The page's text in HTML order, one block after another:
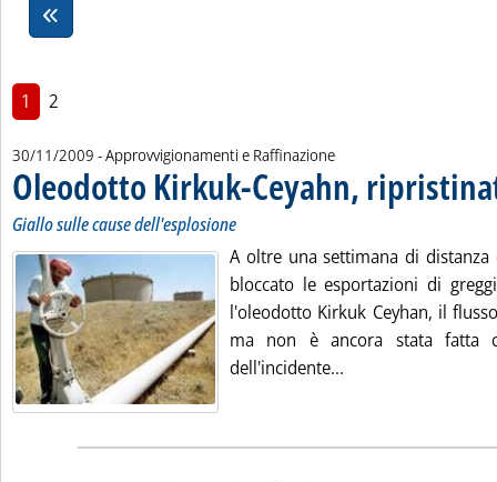
1 2
30/11/2009 - Approvvigionamenti e Raffinazione
Oleodotto Kirkuk-Ceyahn,
Giallo sulle cause dell'esplosione
A oltre una settimana di distanza
bloccato le esportazioni di
l'oleodotto Kirkuk Ceyhan, il
ma non è ancora stata fatta
dell'incidente...